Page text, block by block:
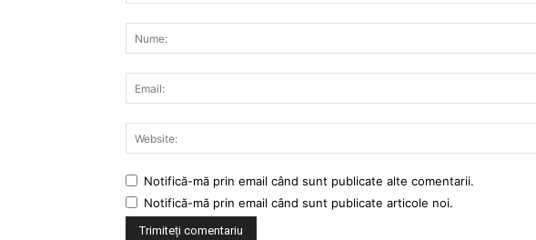
Notifică-mă prin email când sunt publicate alte comentarii.
Notifică-mă prin email când sunt publicate articole noi.